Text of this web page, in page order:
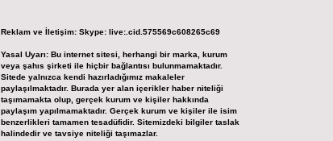
Reklam ve İletişim: Skype: live:.cid.575569c608265c69
Yasal Uyarı: Bu internet sitesi, herhangi bir marka, kurum
veya şahıs şirketi ile hiçbir bağlantısı bulunmamaktadır.
Sitede yalnızca kendi hazırladığımız makaleler
paylaşılmaktadır. Burada yer alan içerikler haber niteliği
taşımamakta olup, gerçek kurum ve kişiler hakkında
paylaşım yapılmamaktadır. Gerçek kurum ve kişiler ile isim
benzerlikleri tamamen tesadüfidir. Sitemizdeki bilgiler taslak
halindedir ve tavsiye niteliği taşımazlar.